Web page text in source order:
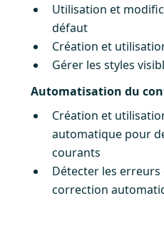
Utilisation et
défaut
Création et
Gérer les styles
Automatisation du
Création et
automatique pour
courants
Détecter les
correction